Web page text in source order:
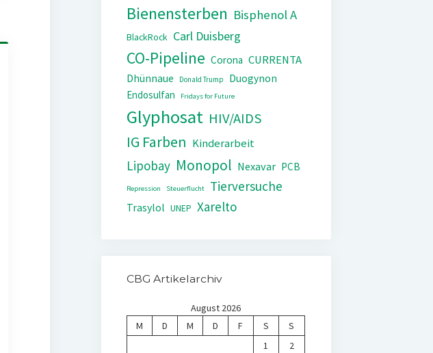
Bienensterben Bisphenol A
BlackRock Carl Duisberg
CO-Pipeline Corona CURRENTA
Dhünnaue Donald Trump
Duogynon
Endosulfan
Fridays for Future
Glyphosat HIV/AIDS
IG Farben Kinderarbeit
Lipobay Monopol Nexavar PCB
Repression Steuerflucht Tierversuche
Trasylol UNEP Xarelto
CBG Artikelarchiv
August 2026
M
D M D F S
S
1
2